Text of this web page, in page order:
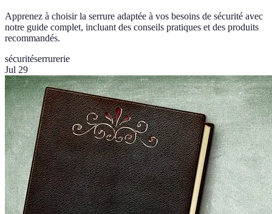
Apprenez à choisir la serrure adaptée à vos besoins de sécurité avec
notre guide complet, incluant des conseils pratiques et des produits
recommandés.
sécuritéserrurerie
Jul 29